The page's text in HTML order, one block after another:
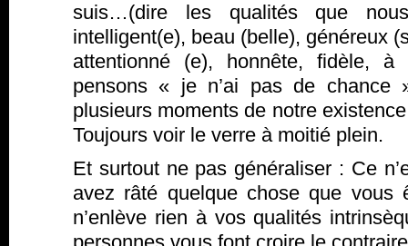
suis…(dire les qualités que
intelligent(e), beau (belle), généreux
attentionné (e), honnête, fidèle, à
pensons « je n’ai pas de chance
plusieurs moments de notre
Toujours voir le verre à moitié plein.
Et surtout ne pas généraliser : Ce
avez râté quelque chose que
n’enlève rien à vos qualités